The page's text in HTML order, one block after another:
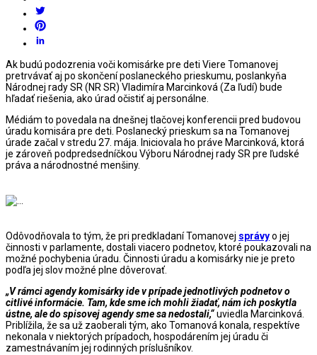
Ak budú podozrenia voči komisárke pre deti Viere Tomanovej
pretrvávať aj po skončení poslaneckého prieskumu, poslankyňa
Národnej rady SR (NR SR) Vladimíra Marcinková (Za ľudí) bude
hľadať riešenia, ako úrad očistiť aj personálne.
Médiám to povedala na dnešnej tlačovej konferencii pred budovou
úradu komisára pre deti. Poslanecký prieskum sa na Tomanovej
úrade začal v stredu 27. mája. Iniciovala ho práve Marcinková, ktorá
je zároveň podpredsedníčkou Výboru Národnej rady SR pre ľudské
práva a národnostné menšiny.
Odôvodňovala to tým, že pri predkladaní Tomanovej správyo jej
činnosti v parlamente, dostali viacero podnetov, ktoré poukazovali na
možné pochybenia úradu. Činnosti úradu a komisárky nie je preto
podľa jej slov možné plne dôverovať.
„V rámci agendy komisárky ide v prípade jednotlivých podnetov o
citlivé informácie. Tam, kde sme ich mohli žiadať, nám ich poskytla
ústne, ale do spisovej agendy sme sa nedostali,“uviedla Marcinková.
Priblížila, že sa už zaoberali tým, ako Tomanová konala, respektíve
nekonala v niektorých prípadoch, hospodárením jej úradu či
zamestnávaním jej rodinných príslušníkov.